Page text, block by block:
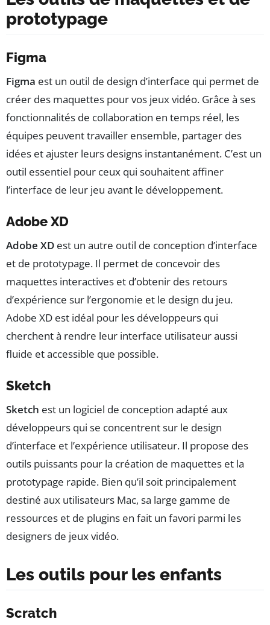
prototypage
Figma
Figma est un outil de design d’interface qui permet de
créer des maquettes pour vos jeux vidéo. Grâce à ses
fonctionnalités de collaboration en temps réel, les
équipes peuvent travailler ensemble, partager des
idées et ajuster leurs designs instantanément. C’est un
outil essentiel pour ceux qui souhaitent affiner
l’interface de leur jeu avant le développement.
Adobe XD
Adobe XD est un autre outil de conception d’interface
et de prototypage. Il permet de concevoir des
maquettes interactives et d’obtenir des retours
d’expérience sur l’ergonomie et le design du jeu.
Adobe XD est idéal pour les développeurs qui
cherchent à rendre leur interface utilisateur aussi
fluide et accessible que possible.
Sketch
Sketch est un logiciel de conception adapté aux
développeurs qui se concentrent sur le design
d’interface et l’expérience utilisateur. Il propose des
outils puissants pour la création de maquettes et la
prototypage rapide. Bien qu’il soit principalement
destiné aux utilisateurs Mac, sa large gamme de
ressources et de plugins en fait un favori parmi les
designers de jeux vidéo.
Les outils pour les enfants
Scratch